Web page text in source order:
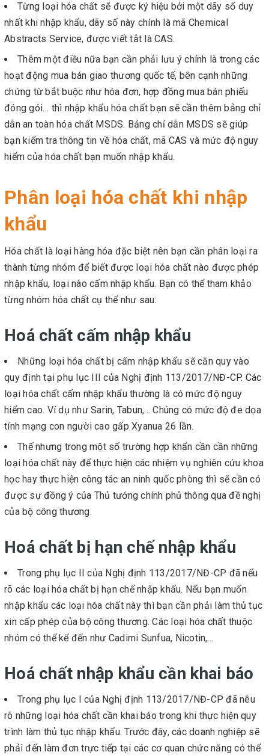
Từng loại hóa chất sẽ được ký hiệu bởi một dãy số duy
nhất khi nhập khẩu, dãy số này chính là mã Chemical
Abstracts Service, được viết tắt là CAS.
Thêm một điều nữa bạn cần phải lưu ý chính là trong các
hoạt động mua bán giao thương quốc tế, bên cạnh những
chứng từ bắt buộc như hóa đơn, hợp đồng mua bán phiếu
đóng gói… thì nhập khẩu hóa chất bạn sẽ cần thêm bảng chỉ
dẫn an toàn hóa chất MSDS. Bảng chỉ dẫn MSDS sẽ giúp
bạn kiểm tra thông tin về hóa chất, mã CAS và mức độ nguy
hiểm của hóa chất bạn muốn nhập khẩu.
Phân loại hóa chất khi nhập
khẩu
Hóa chất là loại hàng hóa đặc biệt nên bạn cần phân loại ra
thành từng nhóm để biết được loại hóa chất nào được phép
nhập khẩu, loại nào cấm nhập khẩu. Bạn có thể tham khảo
từng nhóm hóa chất cụ thể như sau:
Hoá chất cấm nhập khẩu
Những loại hóa chất bị cấm nhập khẩu sẽ căn quy vào
quy định tại phụ lục III của Nghị định 113/2017/NĐ-CP. Các
loại hóa chất cấm nhập khẩu thường là có mức độ nguy
hiểm cao. Ví dụ như Sarin, Tabun,... Chúng có mức độ đe dọa
tính mạng con người cao gấp Xyanua 26 lần.
Thế nhưng trong một số trường hợp khẩn cần cần những
loại hóa chất này để thực hiện các nhiệm vụ nghiên cứu khoa
học hay thực hiện công tác an ninh quốc phòng thì sẽ cần có
được sự đồng ý của Thủ tướng chính phủ thông qua đề nghị
của bộ công thương.
Hoá chất bị hạn chế nhập khẩu
Trong phụ lục II của Nghị định 113/2017/NĐ-CP đã nếu
rõ các loại hóa chất bị hạn chế nhập khẩu. Nếu bạn muốn
nhập khẩu các loại hóa chất này thì bạn cần phải làm thủ tục
xin cấp phép của bộ công thương. Các loại hóa chất thuộc
nhóm có thể kể đến như Cadimi Sunfua, Nicotin,...
Hoá chất nhập khẩu cần khai báo
Trong phụ lục I của Nghị định 113/2017/NĐ-CP đã nêu
rõ những loại hóa chất cần khai báo trong khi thực hiện quy
trình làm thủ tục nhập khẩu. Trước đây, các doanh nghiệp sẽ
phải đến làm đơn trực tiếp tại các cơ quan chức năng có thể